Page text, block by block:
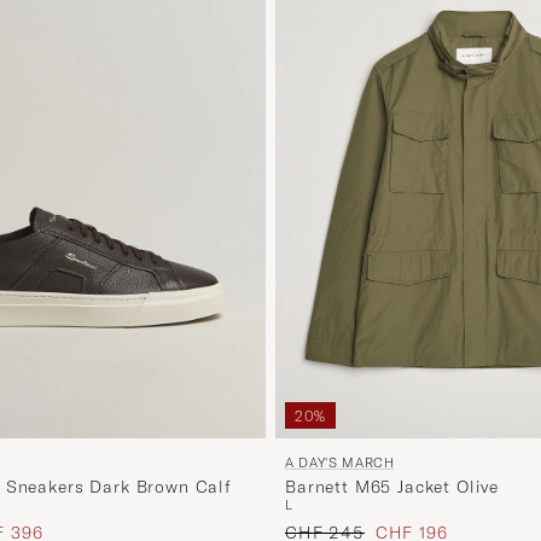
Dark Brown Calf
Preis
396
20%
A DAY'S MARCH
Barnett M65 Jacket Olive
L
Regulärer Preis
CHF 245 Reduzierter Preis
CHF 196